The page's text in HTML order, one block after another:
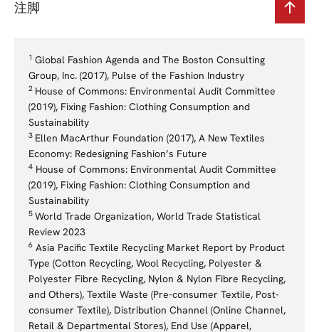
注脚
1 Global Fashion Agenda and The Boston Consulting
Group, Inc. (2017), Pulse of the Fashion Industry
2 House of Commons: Environmental Audit Committee
(2019), Fixing Fashion: Clothing Consumption and
Sustainability
3 Ellen MacArthur Foundation (2017), A New Textiles
Economy: Redesigning Fashion’s Future
4 House of Commons: Environmental Audit Committee
(2019), Fixing Fashion: Clothing Consumption and
Sustainability
5 World Trade Organization, World Trade Statistical
Review 2023
6 Asia Pacific Textile Recycling Market Report by Product
Type (Cotton Recycling, Wool Recycling, Polyester &
Polyester Fibre Recycling, Nylon & Nylon Fibre Recycling,
and Others), Textile Waste (Pre-consumer Textile, Post-
consumer Textile), Distribution Channel (Online Channel,
Retail & Departmental Stores), End Use (Apparel,